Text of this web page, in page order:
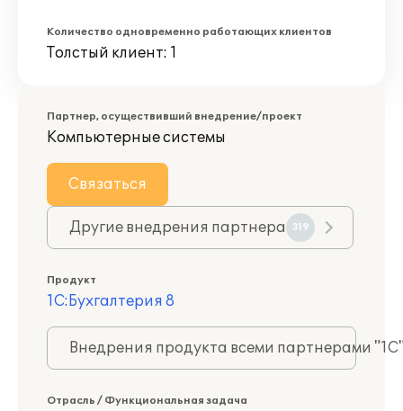
Количество одновременно работающих клиентов
Толстый клиент: 1
Партнер, осуществивший внедрение/проект
Компьютерные системы
Связаться
Другие внедрения партнера 319
Продукт
1С:Бухгалтерия 8
Внедрения продукта всеми партнерами
Отрасль / Функциональная задача